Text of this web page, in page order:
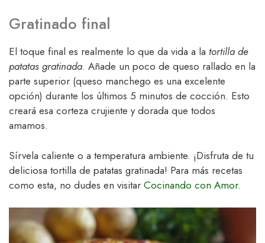
Gratinado final
El toque final es realmente lo que da vida a la tortilla de
patatas gratinada. Añade un poco de queso rallado en la
parte superior (queso manchego es una excelente
opción) durante los últimos 5 minutos de cocción. Esto
creará esa corteza crujiente y dorada que todos
amamos.
Sírvela caliente o a temperatura ambiente. ¡Disfruta de tu
deliciosa tortilla de patatas gratinada! Para más recetas
como esta, no dudes en visitar Cocinando con Amor.